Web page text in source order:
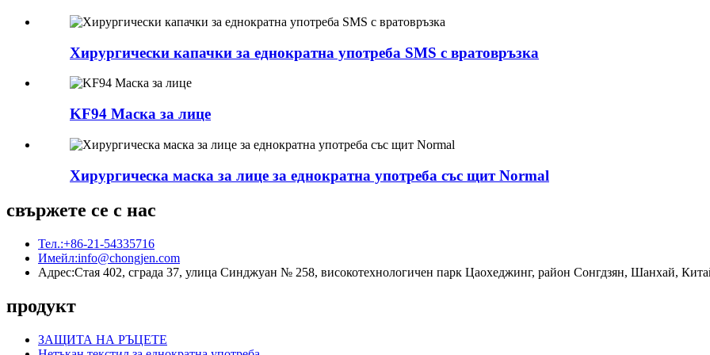
Хирургически капачки за еднократна употреба SMS с вратовръзка
KF94 Маска за лице
Хирургическа маска за лице за еднократна употреба със щит Normal
свържете се с нас
Тел.:+86-21-54335716
Имейл:info@chongjen.com
Адрес:Стая 402, сграда 37, улица Синджуан № 258, високотехнологичен парк Цаохеджинг, район Сонгдзян, Шанхай,
продукт
ЗАЩИТА НА РЪЦЕТЕ